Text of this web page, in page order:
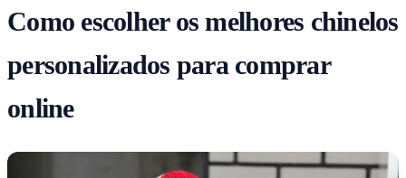
Como escolher os melhores chinelos
personalizados para comprar
online